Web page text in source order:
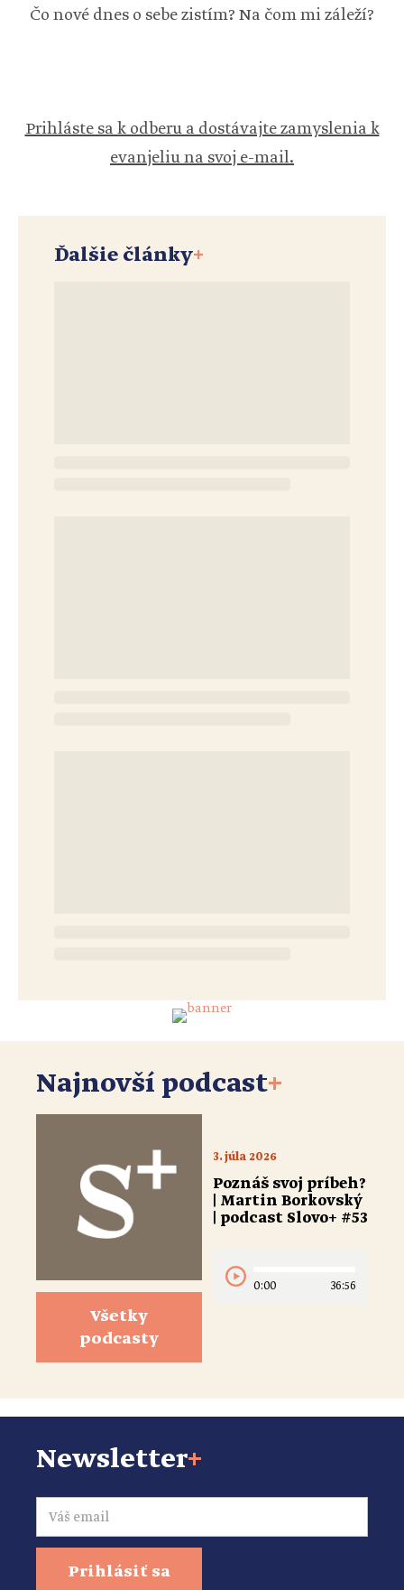
Čo nové dnes o sebe zistím? Na čom mi záleží?
Prihláste sa k odberu a dostávajte zamyslenia k
evanjeliu na svoj e-mail.
Ďalšie články+
Najnovší podcast+
Všetky
podcasty
3. júla 2026
Poznáš svoj príbeh?
| Martin Borkovský
| podcast Slovo+ #53
0:00 36:56
Newsletter+
Email
Prihlásiť sa